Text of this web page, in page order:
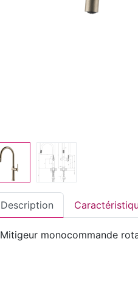
Description
Mitigeur monocommande